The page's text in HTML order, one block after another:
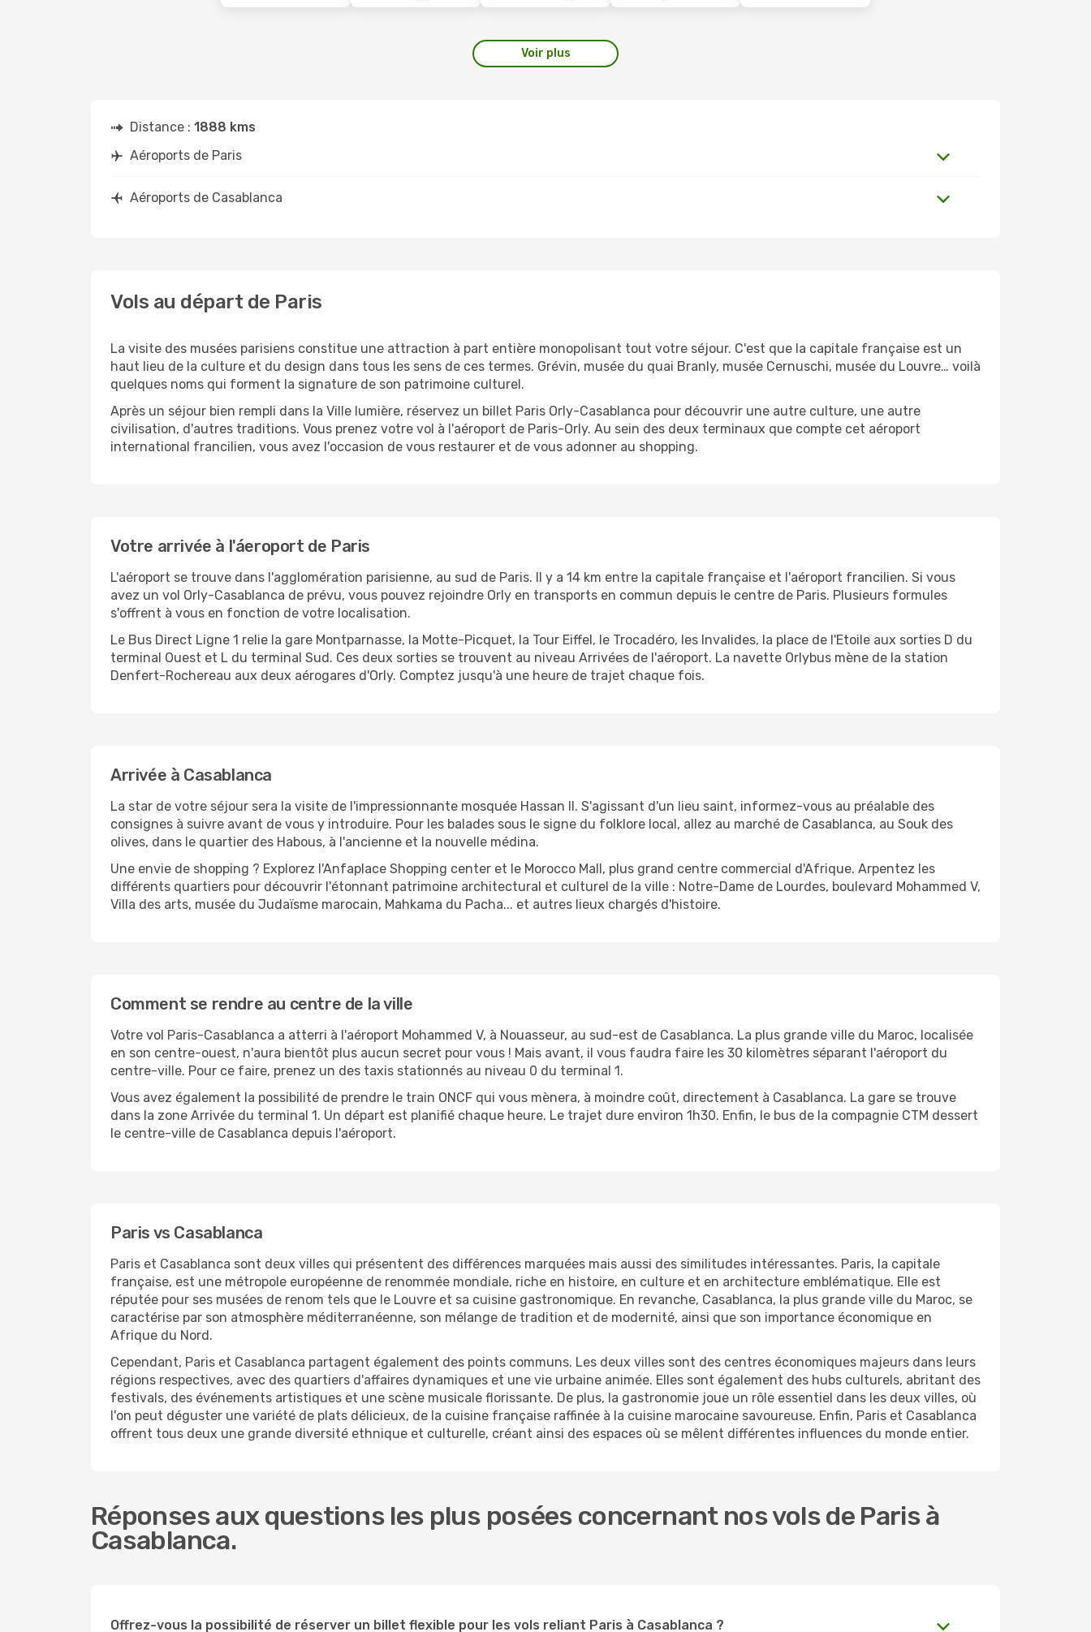
Voir plus
Distance : 1888 kms
Aéroports de Paris
Aéroports de Casablanca
Vols au départ de Paris
La visite des musées parisiens constitue une attraction à part entière monopolisant tout votre séjour. C'est que la capitale française est un
haut lieu de la culture et du design dans tous les sens de ces termes. Grévin, musée du quai Branly, musée Cernuschi, musée du Louvre… voilà
quelques noms qui forment la signature de son patrimoine culturel.
Après un séjour bien rempli dans la Ville lumière, réservez un billet Paris Orly-Casablanca pour découvrir une autre culture, une autre
civilisation, d'autres traditions. Vous prenez votre vol à l'aéroport de Paris-Orly. Au sein des deux terminaux que compte cet aéroport
international francilien, vous avez l'occasion de vous restaurer et de vous adonner au shopping.
Votre arrivée à l'áeroport de Paris
L'aéroport se trouve dans l'agglomération parisienne, au sud de Paris. Il y a 14 km entre la capitale française et l'aéroport francilien. Si vous
avez un vol Orly-Casablanca de prévu, vous pouvez rejoindre Orly en transports en commun depuis le centre de Paris. Plusieurs formules
s'offrent à vous en fonction de votre localisation.
Le Bus Direct Ligne 1 relie la gare Montparnasse, la Motte-Picquet, la Tour Eiffel, le Trocadéro, les Invalides, la place de l'Etoile aux sorties D du
terminal Ouest et L du terminal Sud. Ces deux sorties se trouvent au niveau Arrivées de l'aéroport. La navette Orlybus mène de la station
Denfert-Rochereau aux deux aérogares d'Orly. Comptez jusqu'à une heure de trajet chaque fois.
Arrivée à Casablanca
La star de votre séjour sera la visite de l'impressionnante mosquée Hassan II. S'agissant d'un lieu saint, informez-vous au préalable des
consignes à suivre avant de vous y introduire. Pour les balades sous le signe du folklore local, allez au marché de Casablanca, au Souk des
olives, dans le quartier des Habous, à l'ancienne et la nouvelle médina.
Une envie de shopping ? Explorez l'Anfaplace Shopping center et le Morocco Mall, plus grand centre commercial d'Afrique. Arpentez les
différents quartiers pour découvrir l'étonnant patrimoine architectural et culturel de la ville : Notre-Dame de Lourdes, boulevard Mohammed V,
Villa des arts, musée du Judaïsme marocain, Mahkama du Pacha... et autres lieux chargés d'histoire.
Comment se rendre au centre de la ville
Votre vol Paris-Casablanca a atterri à l'aéroport Mohammed V, à Nouasseur, au sud-est de Casablanca. La plus grande ville du Maroc, localisée
en son centre-ouest, n'aura bientôt plus aucun secret pour vous ! Mais avant, il vous faudra faire les 30 kilomètres séparant l'aéroport du
centre-ville. Pour ce faire, prenez un des taxis stationnés au niveau 0 du terminal 1.
Vous avez également la possibilité de prendre le train ONCF qui vous mènera, à moindre coût, directement à Casablanca. La gare se trouve
dans la zone Arrivée du terminal 1. Un départ est planifié chaque heure. Le trajet dure environ 1h30. Enfin, le bus de la compagnie CTM dessert
le centre-ville de Casablanca depuis l'aéroport.
Paris vs Casablanca
Paris et Casablanca sont deux villes qui présentent des différences marquées mais aussi des similitudes intéressantes. Paris, la capitale
française, est une métropole européenne de renommée mondiale, riche en histoire, en culture et en architecture emblématique. Elle est
réputée pour ses musées de renom tels que le Louvre et sa cuisine gastronomique. En revanche, Casablanca, la plus grande ville du Maroc, se
caractérise par son atmosphère méditerranéenne, son mélange de tradition et de modernité, ainsi que son importance économique en
Afrique du Nord.
Cependant, Paris et Casablanca partagent également des points communs. Les deux villes sont des centres économiques majeurs dans leurs
régions respectives, avec des quartiers d'affaires dynamiques et une vie urbaine animée. Elles sont également des hubs culturels, abritant des
festivals, des événements artistiques et une scène musicale florissante. De plus, la gastronomie joue un rôle essentiel dans les deux villes, où
l'on peut déguster une variété de plats délicieux, de la cuisine française raffinée à la cuisine marocaine savoureuse. Enfin, Paris et Casablanca
offrent tous deux une grande diversité ethnique et culturelle, créant ainsi des espaces où se mêlent différentes influences du monde entier.
Réponses aux questions les plus posées concernant nos vols de Paris à
Casablanca.
Offrez-vous la possibilité de réserver un billet flexible pour les vols reliant Paris à Casablanca ?